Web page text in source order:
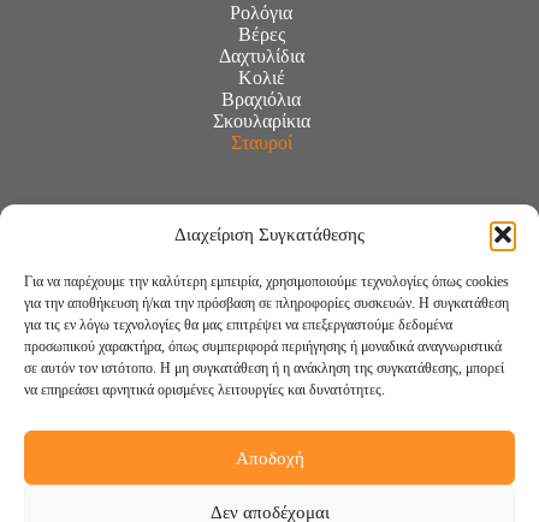
Διαχείριση Συγκατάθεσης
Για να παρέχουμε την καλύτερη εμπειρία, χρησιμοποιούμε τεχνολογίες όπως cookies
για την αποθήκευση ή/και την πρόσβαση σε πληροφορίες συσκευών. Η συγκατάθεση
για τις εν λόγω τεχνολογίες θα μας επιτρέψει να επεξεργαστούμε δεδομένα
προσωπικού χαρακτήρα, όπως συμπεριφορά περιήγησης ή μοναδικά αναγνωριστικά
σε αυτόν τον ιστότοπο. Η μη συγκατάθεση ή η ανάκληση της συγκατάθεσης, μπορεί
να επηρεάσει αρνητικά ορισμένες λειτουργίες και δυνατότητες.
Αποδοχή
Δεν αποδέχομαι
Ρολόγια
Βέρες
Δαχτυλίδια
Κολιέ
Βραχιόλια
Σκουλαρίκια
Σταυροί